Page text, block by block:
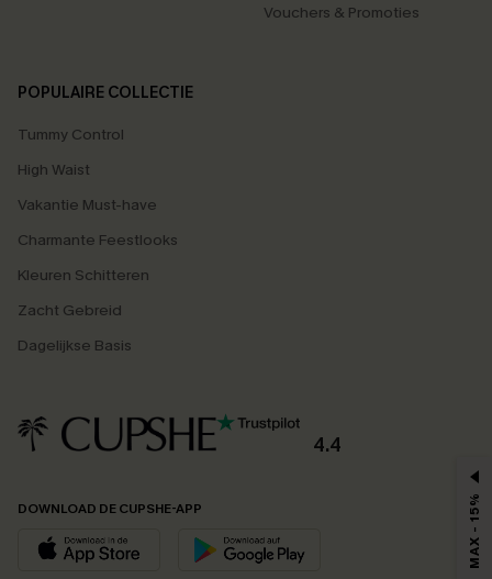
Vouchers & Promoties
POPULAIRE COLLECTIE
Tummy Control
High Waist
Vakantie Must-have
Charmante Feestlooks
Kleuren Schitteren
Zacht Gebreid
Dagelijkse Basis
4.4
DOWNLOAD DE CUPSHE-APP MAX - 15%